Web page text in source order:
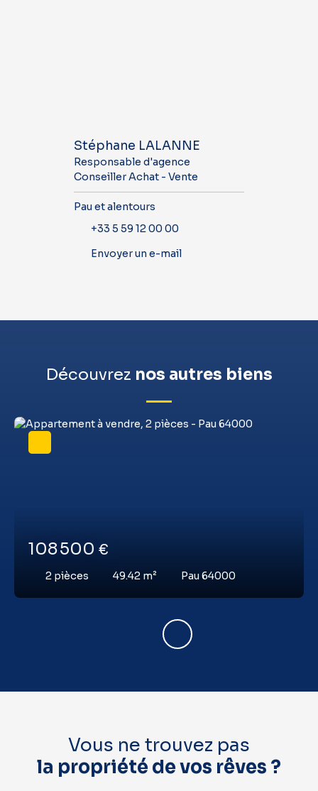
Stéphane LALANNE
Responsable d'agence
Conseiller Achat - Vente
Pau et alentours
+33 5 59 12 00 00
Envoyer un e-mail
Découvrez nos autres biens
108 500 €
2 pièces 49.42 m² Pau 64000
Vous ne trouvez pas
la propriété de vos rêves ?